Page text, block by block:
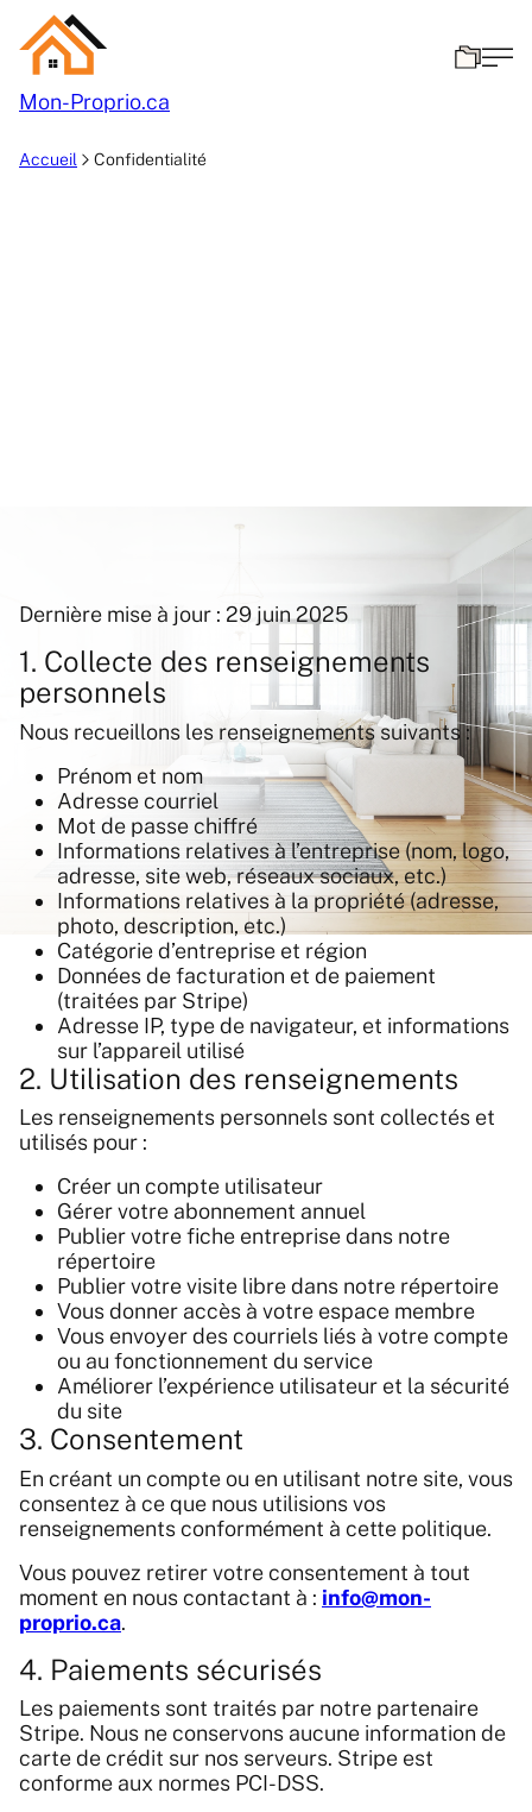
Mon-Proprio.ca
Accueil Confidentialité
Dernière mise à jour : 29 juin 2025
1. Collecte des renseignements
personnels
Nous recueillons les renseignements suivants :
Prénom et nom
Adresse courriel
Mot de passe chiffré
Informations relatives à l’entreprise (nom, logo,
adresse, site web, réseaux sociaux, etc.)
Informations relatives à la propriété (adresse,
photo, description, etc.)
Catégorie d’entreprise et région
Données de facturation et de paiement
(traitées par Stripe)
Adresse IP, type de navigateur, et informations
sur l’appareil utilisé
2. Utilisation des renseignements
Les renseignements personnels sont collectés et
utilisés pour :
Créer un compte utilisateur
Gérer votre abonnement annuel
Publier votre fiche entreprise dans notre
répertoire
Publier votre visite libre dans notre répertoire
Vous donner accès à votre espace membre
Vous envoyer des courriels liés à votre compte
ou au fonctionnement du service
Améliorer l’expérience utilisateur et la sécurité
du site
3. Consentement
En créant un compte ou en utilisant notre site, vous
consentez à ce que nous utilisions vos
renseignements conformément à cette politique.
Vous pouvez retirer votre consentement à tout
moment en nous contactant à : info@mon-
proprio.ca.
4. Paiements sécurisés
Les paiements sont traités par notre partenaire
Stripe. Nous ne conservons aucune information de
carte de crédit sur nos serveurs. Stripe est
conforme aux normes PCI-DSS.